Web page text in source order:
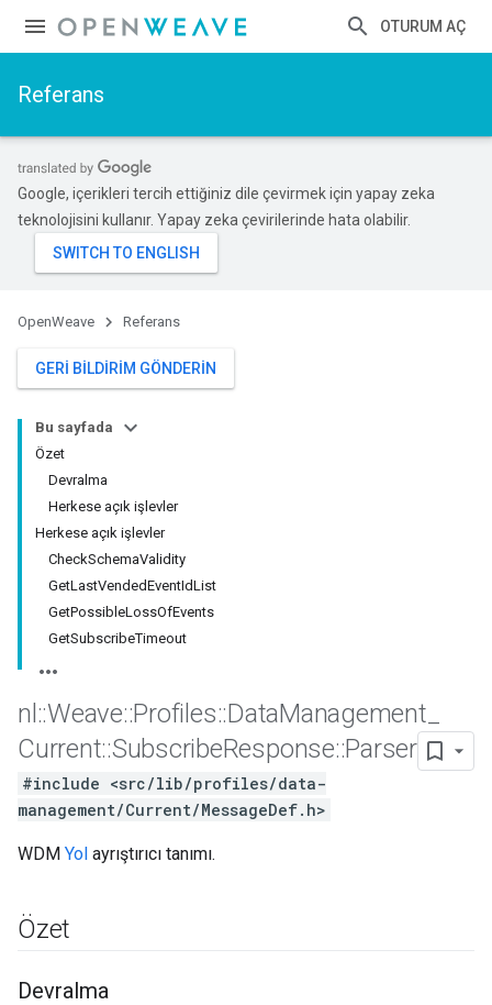
OTURUM AÇ
Referans
Google, içerikleri tercih ettiğiniz dile çevirmek için yapay zeka
teknolojisini kullanır. Yapay zeka çevirilerinde hata olabilir.
OpenWeave Referans
GERI BILDIRIM GÖNDERIN
Bu sayfada
Özet
Devralma
Herkese açık işlevler
Herkese açık işlevler
CheckSchemaValidity
GetLastVendedEventIdList
GetPossibleLossOfEvents
GetSubscribeTimeout
nl ::Weave::Profiles::DataManagement
Current::SubscribeResponse::Parser
#include <src/lib/profiles/data-
management/Current/MessageDef.h>
WDM Yol ayrıştırıcı tanımı.
Özet
Devralma